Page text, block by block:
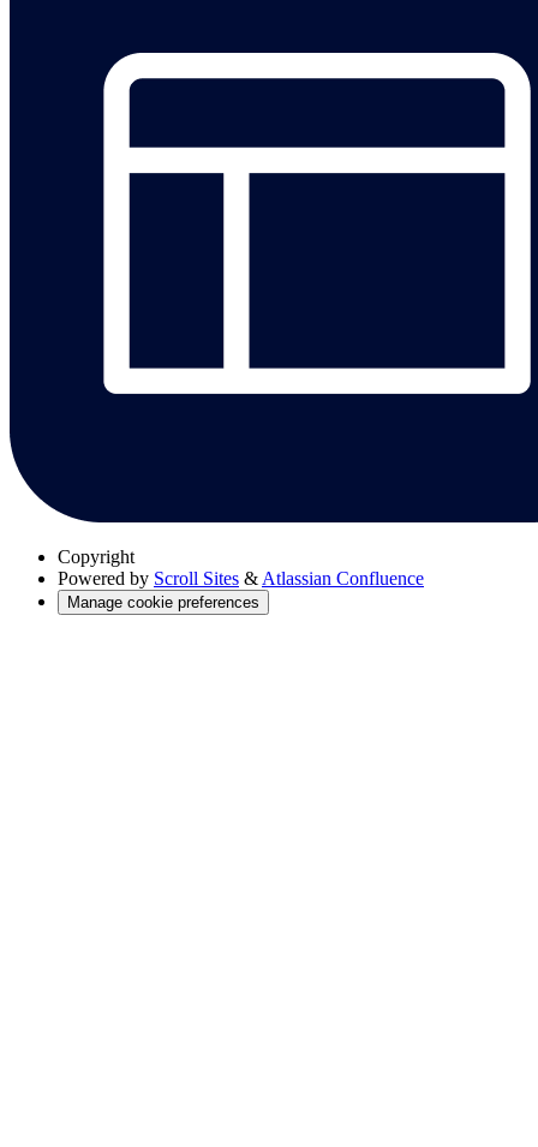
Copyright
Powered by Scroll Sites & Atlassian Confluence
Manage cookie preferences